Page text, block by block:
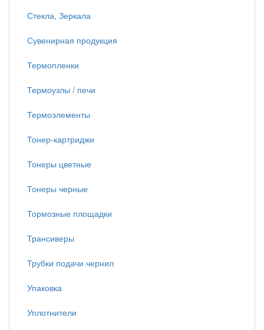
Стекла, Зеркала
Сувенирная продукция
Термопленки
Термоузлы / печи
Термоэлементы
Тонер-картриджи
Тонеры цветные
Тонеры черные
Тормозные площадки
Трансиверы
Трубки подачи чернил
Упаковка
Уплотнители